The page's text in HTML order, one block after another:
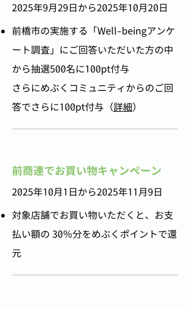
2025年9月29日から2025年10月20日
前橋市の実施する「Well-beingアンケ
ート調査」にご回答いただいた方の中
から抽選500名に100pt付与
さらにめぶくコミュニティからのご回
答でさらに100pt付与（詳細）
前商連でお買い物キャンペーン
2025年10月1日から2025年11月9日
対象店舗でお買い物いただくと、お支
払い額の 30％分をめぶくポイントで還
元